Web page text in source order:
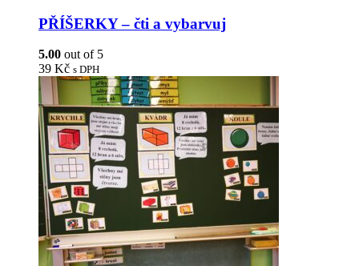
PŘÍŠERKY – čti a vybarvuj
5.00 out of 5
39 Kč s DPH